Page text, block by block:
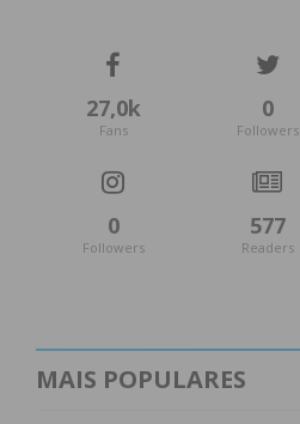
27,0k
Fans
0
Followers
0
Followers
577
Readers
MAIS POPULARES